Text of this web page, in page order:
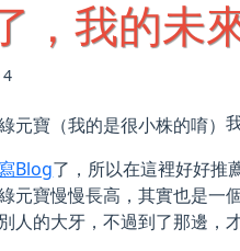
，我的未
Blog了，所以在這裡好好推
元寶慢慢長高，其實也是一
人的大牙，不過到了那邊，